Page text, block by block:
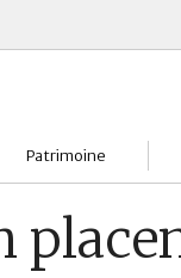
Patrimoine
Bilan Patrimoine
Conseil Gestion